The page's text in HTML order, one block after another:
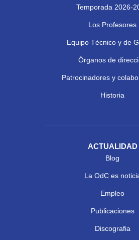
Temporada 2026-
Los Profesores
Equipo Técnico y de
Órganos de
Patrocinadores y
Historia
ACTUALIDAD
Blog
La OdC es
Empleo
Publicaciones
Discografia